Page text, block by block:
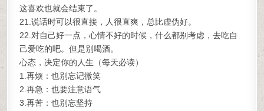
这喜欢也就会结束了。
21.说话时可以很直接，人很直爽，总比虚伪好。
22.对自己好一点，心情不好的时候，什么都别考虑，去吃自
己爱吃的吧。但是别喝酒。
心态，决定你的人生（每天必读）
1.再烦：也别忘记微笑
2.再急：也要注意语气
3.再苦：也别忘坚持